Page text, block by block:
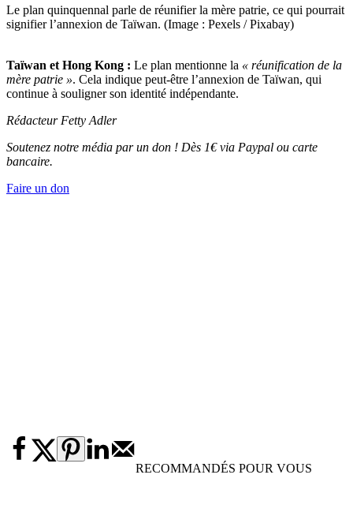
Le plan quinquennal parle de réunifier la mère patrie, ce qui pourrait
signifier l’annexion de Taïwan. (Image : Pexels / Pixabay)
Taïwan et Hong Kong : Le plan mentionne la « réunification de la
mère patrie ». Cela indique peut-être l’annexion de Taïwan, qui
continue à souligner son identité indépendante.
Rédacteur Fetty Adler
Soutenez notre média par un don ! Dès 1€ via Paypal ou carte
bancaire.
Faire un don
RECOMMANDÉS POUR VOUS